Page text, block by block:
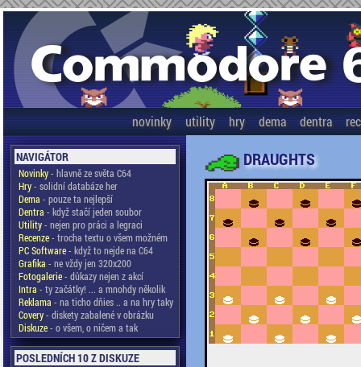
novinky utility hry dema dentra
NAVIGÁTOR
Novinky- hlavně ze světa C64
Hry- solidní databáze her
Dema - pouze ta nejlepší
Dentra - když stačí jeden soubor
Utility- nejen pro práci a legraci
Recenze- trocha textu o všem možném
PC Software- když to nejde na C64
Grafika - ne vždy jen 320x200
Fotogalerie- důkazy nejen z akcí
Intra - ty začátky! ... a mnohdy několik
Reklama - na ticho dňies .. a na hry taky
Covery- diskety zabalené v obrázku
Diskuze- o všem, o ničem a tak
POSLEDNÍCH 10 Z DISKUZE
DRAUGHTS